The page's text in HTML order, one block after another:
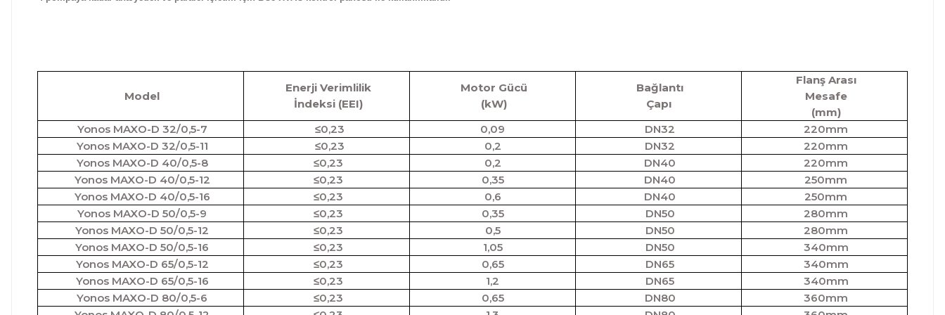
Model
Enerji Verimlilik
İndeksi (EEI)
Motor Gücü
(kW)
Bağlantı
Çapı
Flanş Arası
Mesafe
(mm)
Yonos MAXO-D 32/0,5-7
≤0,23 0,09 DN32
220mm
Yonos MAXO-D 32/0,5-11
≤0,23 0,2 DN32
220mm
Yonos MAXO-D 40/0,5-8
≤0,23 0,2 DN40
220mm
Yonos MAXO-D 40/0,5-12
≤0,23 0,35 DN40
250mm
Yonos MAXO-D 40/0,5-16
≤0,23 0,6 DN40
250mm
Yonos MAXO-D 50/0,5-9
≤0,23 0,35 DN50
280mm
Yonos MAXO-D 50/0,5-12
≤0,23 0,5 DN50
280mm
Yonos MAXO-D 50/0,5-16
≤0,23 1,05 DN50
340mm
Yonos MAXO-D 65/0,5-12
≤0,23 0,65 DN65
340mm
Yonos MAXO-D 65/0,5-16
≤0,23 1,2 DN65
340mm
Yonos MAXO-D 80/0,5-6
≤0,23 0,65 DN80
360mm